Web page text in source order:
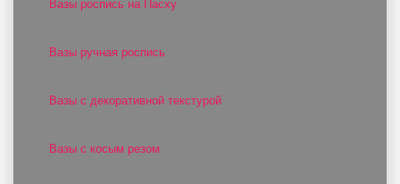
Вазы роспись на Пасху
Вазы ручная роспись
Вазы с декоративной текстурой
Вазы с косым резом